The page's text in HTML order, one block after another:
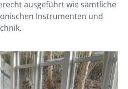
ausgeführt wie sämtliche
Instrumenten und